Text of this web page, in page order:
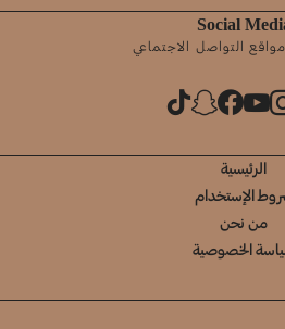
Social
التواصل الاجتماعي
الرئيسية
الإستخدام
من نحن
الخصوصية